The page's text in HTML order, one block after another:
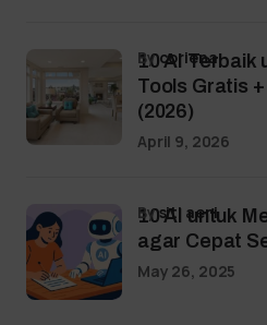
10 AI Terbaik
Tools Gratis
(2026)
bycoriena
April 9, 2026
10 AI untuk
agar Cepat
bysiti aeni
May 26, 2025